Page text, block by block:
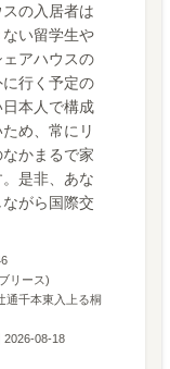
の入居者は
い留学生や
アハウスの
行く予定の
本人で構成
め、常にリ
かまるで家
是非、あな
がら国際交
リース)
通千本東入上る桐
2026-08-18